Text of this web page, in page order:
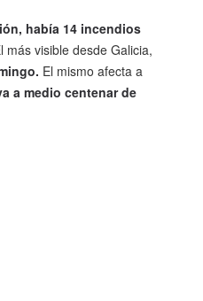
había 14 incendios
más visible desde Galicia,
El mismo afecta a
a medio centenar de